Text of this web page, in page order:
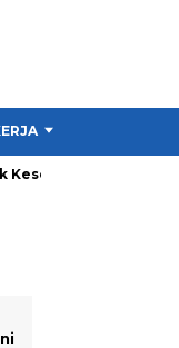
dan Donor